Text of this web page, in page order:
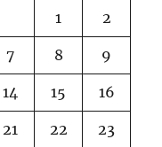
1 2
7 8 9
14 15 16
21 22 23